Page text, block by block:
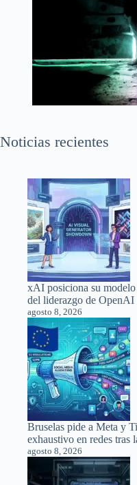
Noticias recientes
xAI posiciona su
del liderazgo de OpenAI
agosto 8, 2026
Bruselas pide a Meta y
exhaustivo en redes tras
agosto 8, 2026